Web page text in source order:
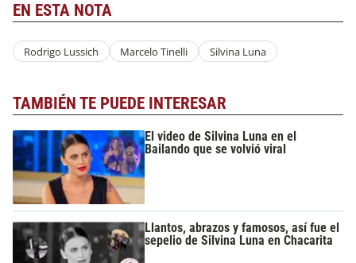
EN ESTA NOTA
Rodrigo Lussich Marcelo Tinelli Silvina Luna
TAMBIÉN TE PUEDE INTERESAR
El video de Silvina Luna en el
Bailando que se volvió viral
Llantos, abrazos y famosos, así fue el
sepelio de Silvina Luna en Chacarita